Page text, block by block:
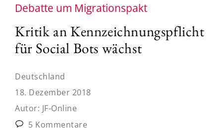
Debatte um Migrationspakt
Kritik an Kennzeichnungspflicht
für Social Bots wächst
Deutschland
18. Dezember 2018
Autor: JF-Online
5 Kommentare